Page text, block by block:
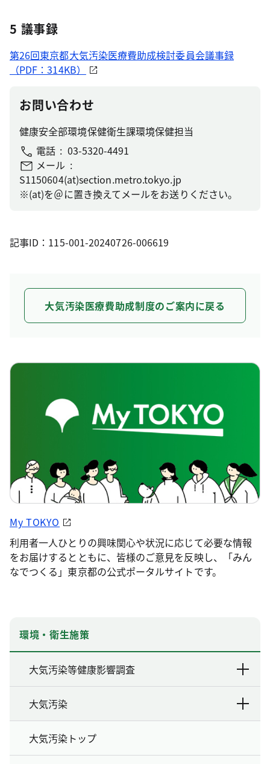
5 議事録
第26回東京都大気汚染医療費助成検討委員会議事録
（PDF：314KB）
お問い合わせ
健康安全部環境保健衛生課環境保健担当
電話
03-5320-4491
メール
S1150604(at)section.metro.tokyo.jp
※(at)を＠に置き換えてメールをお送りください。
記事ID：115-001-20240726-006619
大気汚染医療費助成制度のご案内に戻る
My TOKYO
利用者一人ひとりの興味関心や状況に応じて必要な情報
をお届けするとともに、皆様のご意見を反映し、「みん
なでつくる」東京都の公式ポータルサイトです。
環境・衛生施策
大気汚染等健康影響調査
大気汚染
大気汚染トップ